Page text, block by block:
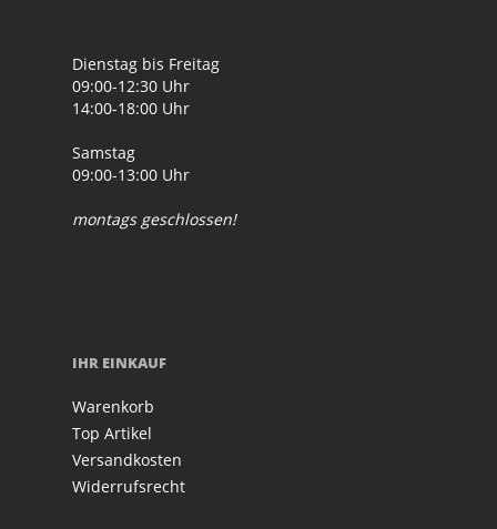
Dienstag bis Freitag
09:00-12:30 Uhr
14:00-18:00 Uhr
Samstag
09:00-13:00 Uhr
montags geschlossen!
IHR EINKAUF
Warenkorb
Top Artikel
Versandkosten
Widerrufsrecht